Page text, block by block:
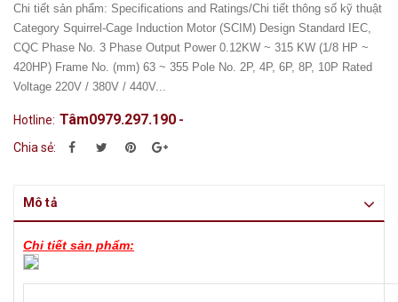
Chi tiết sản phẩm: Specifications and Ratings/Chi tiết thông số kỹ thuật
Category Squirrel-Cage Induction Motor (SCIM) Design Standard IEC,
CQC Phase No. 3 Phase Output Power 0.12KW ~ 315 KW (1/8 HP ~
420HP) Frame No. (mm) 63 ~ 355 Pole No. 2P, 4P, 6P, 8P, 10P Rated
Voltage 220V / 380V / 440V...
Hotline: Tâm0979.297.190 -
Chia sẻ:
Mô tả
Chi tiết sản phẩm: